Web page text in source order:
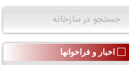
جستجو در سازخانه
اخبار و فراخوانها